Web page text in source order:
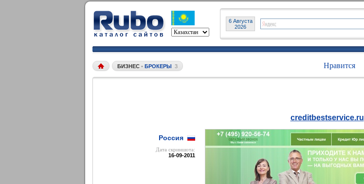
6 Августа
2026
БИЗНЕС • БРОКЕРЫ 3 Нравится
Россия
Дата cкриншота:
16-09-2011
creditbestservice.ru